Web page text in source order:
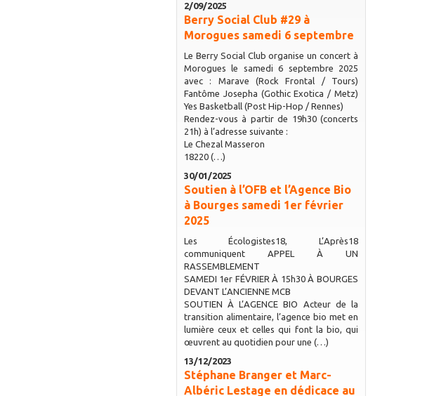
2/09/2025
Berry Social Club #29 à
Morogues samedi 6 septembre
Le Berry Social Club organise un concert à
Morogues le samedi 6 septembre 2025
avec : Marave (Rock Frontal / Tours)
Fantôme Josepha (Gothic Exotica / Metz)
Yes Basketball (Post Hip-Hop / Rennes)
Rendez-vous à partir de 19h30 (concerts
21h) à l’adresse suivante :
Le Chezal Masseron
18220 (…)
30/01/2025
Soutien à l’OFB et l’Agence Bio
à Bourges samedi 1er février
2025
Les Écologistes18, L’Après18
communiquent APPEL À UN
RASSEMBLEMENT
SAMEDI 1er FÉVRIER À 15h30 À BOURGES
DEVANT L’ANCIENNE MCB
SOUTIEN À L’AGENCE BIO Acteur de la
transition alimentaire, l’agence bio met en
lumière ceux et celles qui font la bio, qui
œuvrent au quotidien pour une (…)
13/12/2023
Stéphane Branger et Marc-
Albéric Lestage en dédicace au